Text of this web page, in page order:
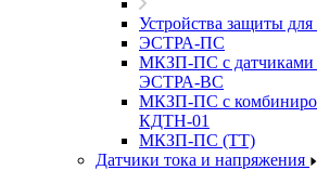
Устройства защиты для
ЭСТРА-ПС
МКЗП-ПС с
ЭСТРА-ВС
МКЗП-ПС с
КДТН-01
МКЗП-ПС (ТТ)
Датчики тока и напряжения